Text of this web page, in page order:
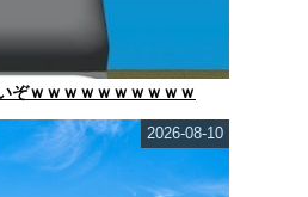
ぞｗｗｗｗｗｗｗｗｗｗ
2026-08-10